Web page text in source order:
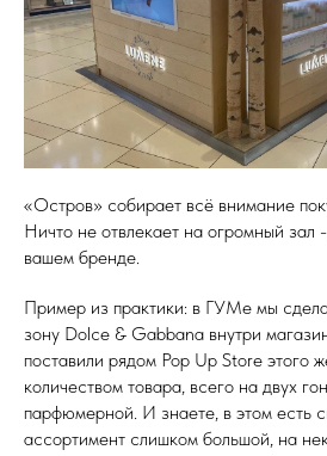
«Остров» собирает всё внимание
Ничто не отвлекает на огромный зал
вашем бренде.
Пример из практики: в ГУМе мы
зону Dolce & Gabbana внутри
поставили рядом Pop Up Store этого
количеством товара, всего на двух
парфюмерной. И знаете, в этом есть
ассортимент слишком большой, на